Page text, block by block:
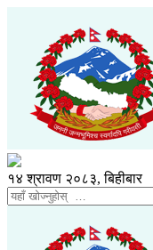
१४ श्रावण २०८३, बिहीबार